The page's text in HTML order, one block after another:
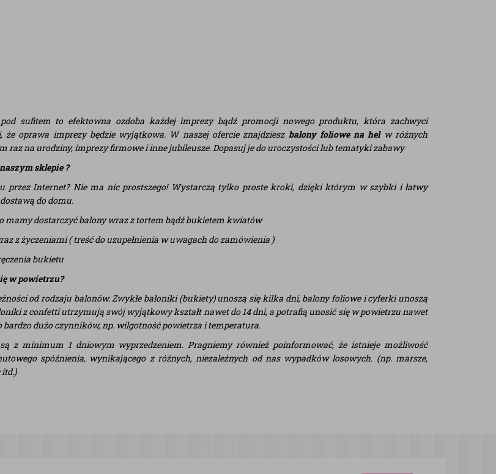
sufitem to efektowna ozdoba każdej imprezy bądź promocji nowego produktu, która zachwyci
oprawa imprezy będzie wyjątkowa. W naszej ofercie znajdziesz balony foliowe na helw różnych
raz na urodziny, imprezy firmowe i inne jubileusze. Dopasuj je do uroczystości lub tematyki zabawy
sklepie ?
przez Internet? Nie ma nic prostszego! Wystarczą tylko proste kroki, dzięki którym w szybki i łatwy
do domu.
mamy dostarczyć balony wraz z tortem bądź bukietem kwiatów
z życzeniami ( treść do uzupełnienia w uwagach do zamówienia )
bukietu
w powietrzu?
od rodzaju balonów. Zwykłe baloniki (bukiety) unoszą się kilka dni, balony foliowe i cyferki unoszą
z confetti utrzymują swój wyjątkowy kształt nawet do 14 dni, a potrafią unosić się w powietrzu nawet
bardzo dużo czynników, np. wilgotność powietrza i temperatura.
z minimum 1 dniowym wyprzedzeniem. Pragniemy również poinformować, że istnieje możliwość
spóźnienia, wynikającego z różnych, niezależnych od nas wypadków losowych. (np. marsze,